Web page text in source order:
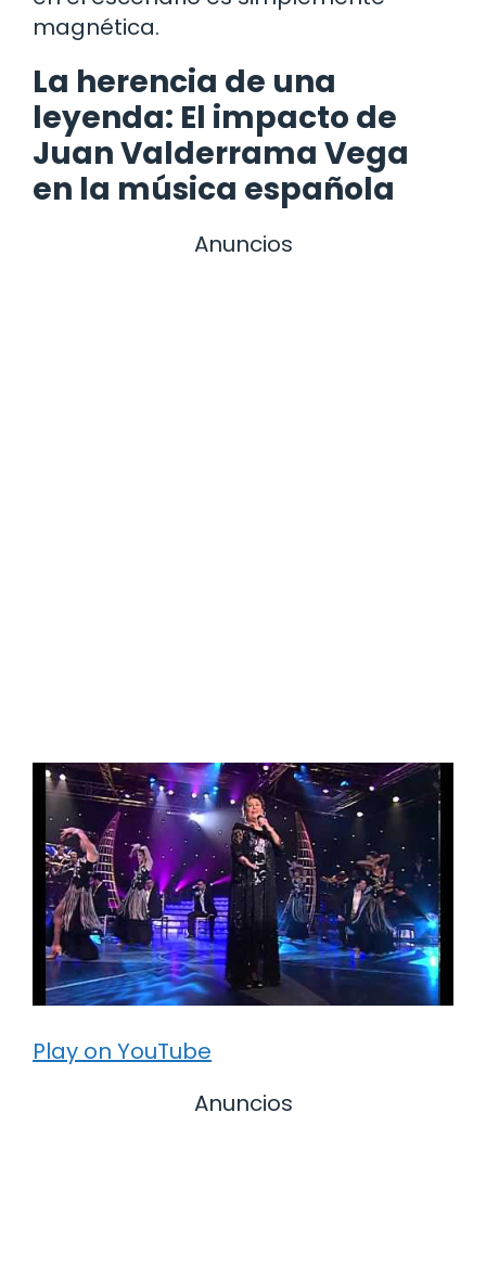
magnética.
La herencia de una
leyenda: El impacto de
Juan Valderrama Vega
en la música española
Anuncios
Play on YouTube
Anuncios